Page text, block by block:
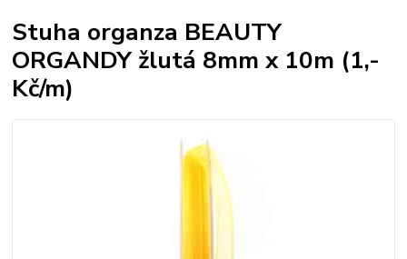
Stuha organza BEAUTY
ORGANDY žlutá 8mm x 10m (1,-
Kč/m)